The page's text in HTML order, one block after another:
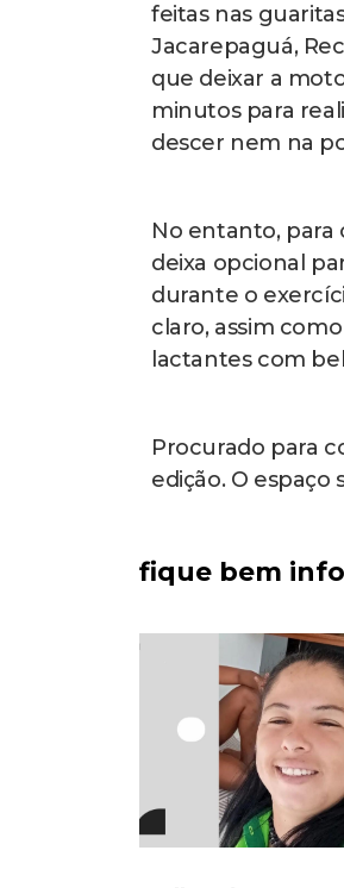
feitas nas
Jacarepaguá,
que deixar a
minutos para
descer nem na
No entanto,
deixa opcional
durante o
claro, assim
lactantes com
Procurado para
edição. O
fique bem